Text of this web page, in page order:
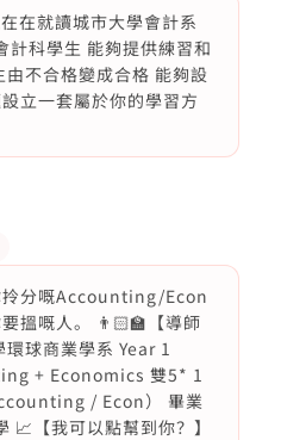
在就讀城市大學會計系
計科學生 能夠提供練習和
不合格變成合格 能夠設
立一套屬於你的學習方
拎分嘅Accounting/Econ
搵嘅人。 👨🏻‍🏫【導師
球商業學系 Year 1
+ Economics 雙5* 1
/ Econ） 畢業
【我可以點幫到你？】